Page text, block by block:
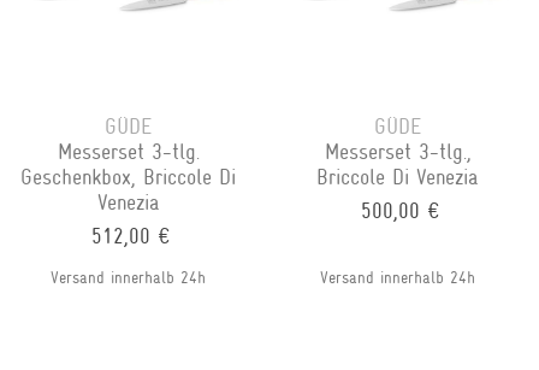
GÜDE
Messerset 3-tlg.
Geschenkbox, Briccole Di
Venezia
512,00 €
Versand innerhalb 24h
GÜDE
Messerset 3-tlg.,
Briccole Di Venezia
500,00 €
Versand innerhalb 24h